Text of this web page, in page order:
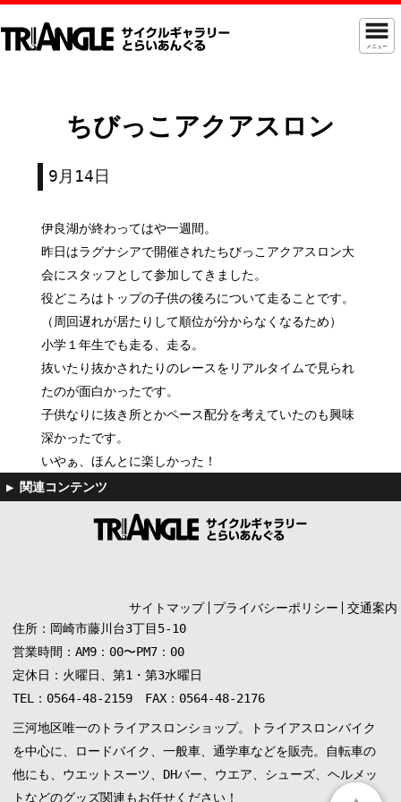
メニュー
ちびっこアクアスロン
9月14日
伊良湖が終わってはや一週間。
昨日はラグナシアで開催されたちびっこアクアスロン大
会にスタッフとして参加してきました。
役どころはトップの子供の後ろについて走ることです。
（周回遅れが居たりして順位が分からなくなるため）
小学１年生でも走る、走る。
抜いたり抜かされたりのレースをリアルタイムで見られ
たのが面白かったです。
子供なりに抜き所とかペース配分を考えていたのも興味
深かったです。
いやぁ、ほんとに楽しかった！
サイトマップ プライバシーポリシー
交通案内
住所：岡崎市藤川台3丁目5-10
営業時間：AM9：00〜PM7：00
定休日：火曜日、第1・第3水曜日
TEL：0564-48-2159 FAX：0564-48-2176
三河地区唯一のトライアスロンショップ。トライアスロンバイク
を中心に、ロードバイク、一般車、通学車などを販売。自転車の
他にも、ウエットスーツ、DHバー、ウエア、シューズ、ヘルメッ
トなどのグッズ関連もお任せください！